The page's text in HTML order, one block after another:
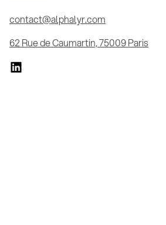
contact@alphalyr.com
62 Rue de Caumartin, 75009 Paris